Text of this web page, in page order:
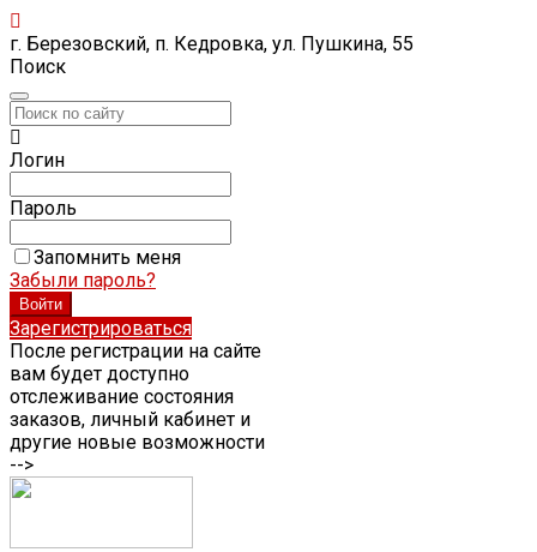
г. Березовский, п. Кедровка, ул. Пушкина, 55
Поиск
Логин
Пароль
Запомнить меня
Забыли пароль?
Зарегистрироваться
После регистрации на сайте
вам будет доступно
отслеживание состояния
заказов, личный кабинет и
другие новые возможности
-->